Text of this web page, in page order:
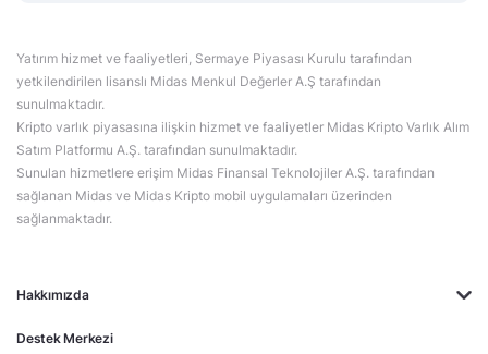
Hakkımızda
Destek Merkezi
Yatırım hizmet ve faaliyetleri, Sermaye Piyasası Kurulu tarafından
yetkilendirilen lisanslı Midas Menkul Değerler A.Ş tarafından
sunulmaktadır.
Kripto varlık piyasasına ilişkin hizmet ve faaliyetler Midas Kripto Varlık Alım
Satım Platformu A.Ş. tarafından sunulmaktadır.
Sunulan hizmetlere erişim Midas Finansal Teknolojiler A.Ş. tarafından
sağlanan Midas ve Midas Kripto mobil uygulamaları üzerinden
sağlanmaktadır.